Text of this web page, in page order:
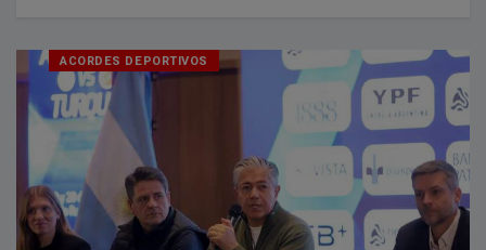
ACORDES DEPORTIVOS